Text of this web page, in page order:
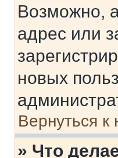
Возможно,
адрес или
новых
Вернуться к
» Что